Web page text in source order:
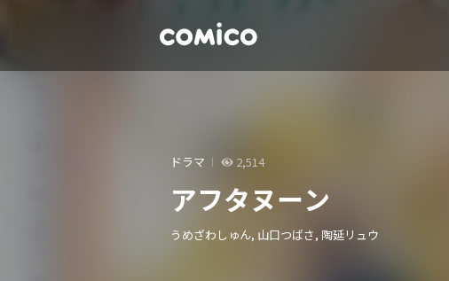
ドラマ 2,514
アフタヌーン
うめざわしゅん, 山口つばさ, 陶延リュウ